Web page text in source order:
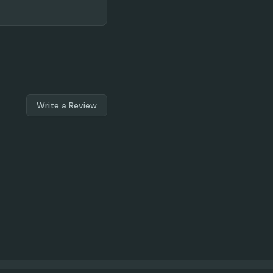
Write a Review